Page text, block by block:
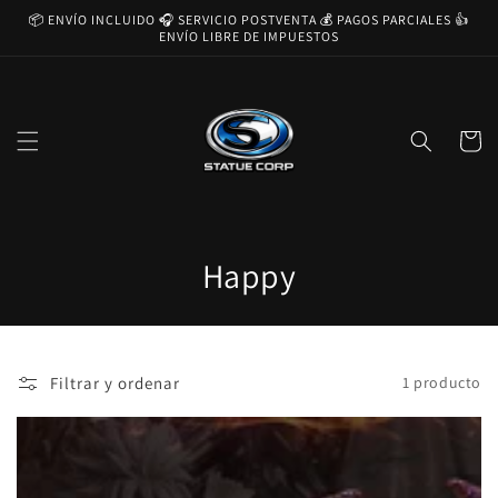
directamente
📦 ENVÍO INCLUIDO 🎧 SERVICIO POSTVENTA 💰 PAGOS PARCIALES 👍
ENVÍO LIBRE DE IMPUESTOS
Carrito
C
o
c
Happy
Filtrar y ordenar 1 producto